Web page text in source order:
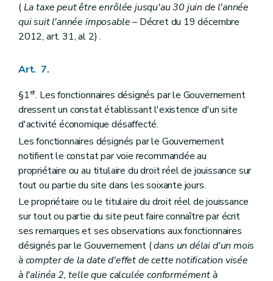
(La taxe peut être enrôlée jusqu'au 30 juin de l'année
qui suit l'année imposable– Décret du 19 décembre
2012, art. 31, al 2) .
Art. 7.
§1er. Les fonctionnaires désignés par le Gouvernement
dressent un constat établissant l'existence d'un site
d'activité économique désaffecté.
Les fonctionnaires désignés par le Gouvernement
notifient le constat par voie recommandée au
propriétaire ou au titulaire du droit réel de jouissance sur
tout ou partie du site dans les soixante jours.
Le propriétaire ou le titulaire du droit réel de jouissance
sur tout ou partie du site peut faire connaître par écrit
ses remarques et ses observations aux fonctionnaires
désignés par le Gouvernement (dans un délai d'un mois
à compter de la date d'effet de cette notification visée
à l'alinéa 2, telle que calculée conformément à